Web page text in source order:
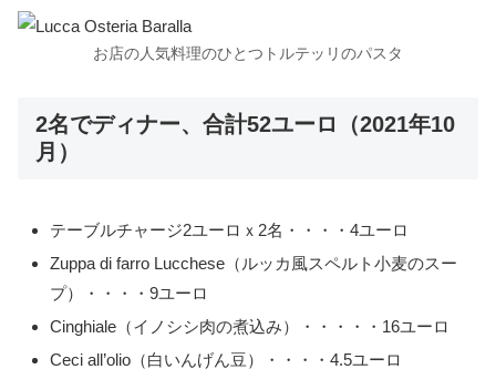
お店の人気料理のひとつトルテッリのパスタ
2名でディナー、合計52ユーロ（2021年10
月）
テーブルチャージ2ユーロｘ2名・・・・4ユーロ
Zuppa di farro Lucchese（ルッカ風スペルト小麦のスー
プ）・・・・9ユーロ
Cinghiale（イノシシ肉の煮込み）・・・・・16ユーロ
Ceci all’olio（白いんげん豆）・・・・4.5ユーロ